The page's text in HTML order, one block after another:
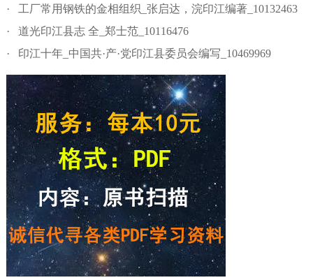
· 工厂常用钢铁的金相组织_张启达，浣印江编著_10132463
· 道光印江县志 全_郑士范_10116476
· 印江十年_中国共·产·党印江县委员会编写_10469969